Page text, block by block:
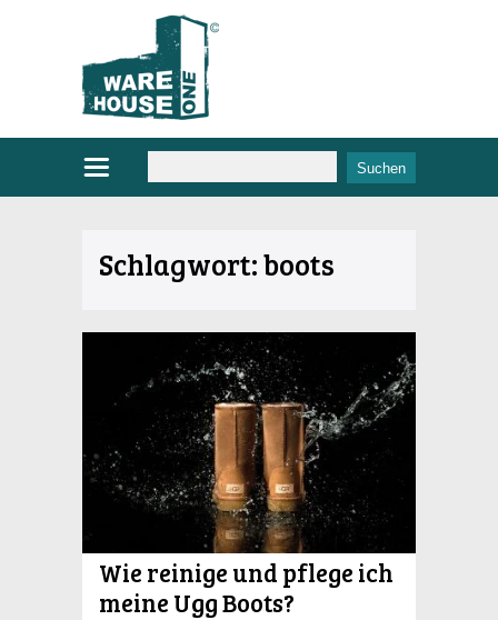
Schlagwort:boots
Wie reinige und pflege ich
meine Ugg Boots?